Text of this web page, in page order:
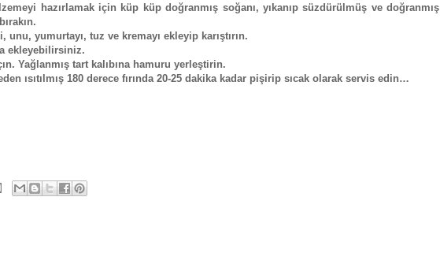
hazırlamak için küp küp doğranmış soğanı, yıkanıp süzdürülmüş ve doğranmış
yumurtayı, tuz ve kremayı ekleyip karıştırın.
ekleyebilirsiniz.
Yağlanmış tart kalıbına hamuru yerleştirin.
ısıtılmış 180 derece fırında 20-25 dakika kadar pişirip sıcak olarak servis edin…